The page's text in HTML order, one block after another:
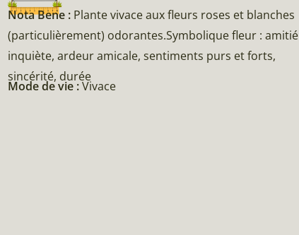
Nota Bene : Plante vivace aux fleurs roses et blanches
(particulièrement) odorantes.Symbolique fleur : amitié
inquiète, ardeur amicale, sentiments purs et forts,
sincérité, durée
Mode de vie :Vivace